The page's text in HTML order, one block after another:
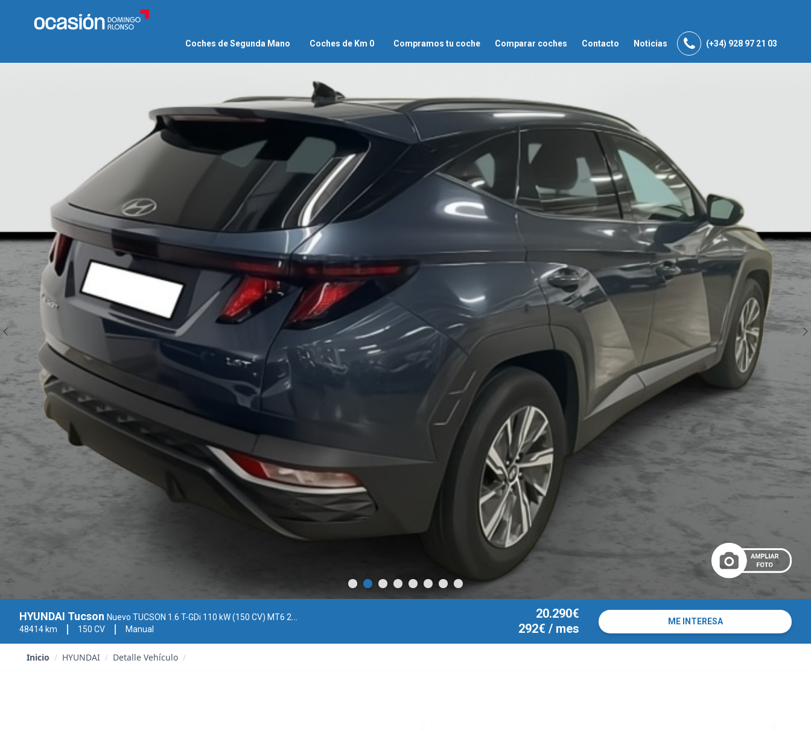
Coches de Segunda Mano Coches de Km 0 Compramos tu coche Comparar coches Contacto Noticias (+34) 928 97 21 03
HYUNDAI Tucson Nuevo TUCSON 1.6 T-GDi 110 kW (150 CV) MT6 2WD Sense
48414 km
150 CV Manual
20.290€
292€ / mes
ME INTERESA
Inicio / HYUNDAI / Detalle Vehículo /